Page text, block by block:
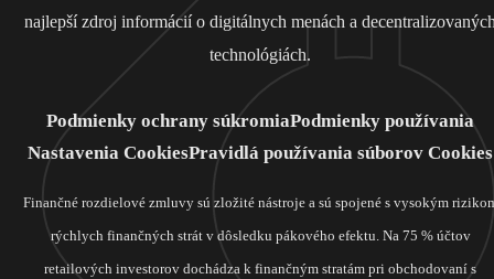
najlepší zdroj informácií o digitálnych menách a
technológiách.
Podmienky ochrany súkromiaPodmienky používania
Nastavenia CookiesPravidlá používania súborov Cookies
Finančné rozdielové zmluvy sú zložité nástroje a sú spojené s vysokým
rýchlych finančných strát v dôsledku pákového efektu. Na 75 % účtov
retailových investorov dochádza k finančným stratám pri obchodovaní s